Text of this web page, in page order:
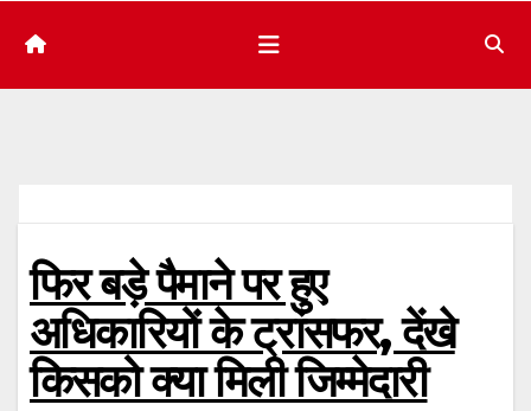
फिर बड़े पैमाने पर हुए
अधिकारियों के ट्रांसफर, देंखे
किसको क्या मिली जिम्मेदारी